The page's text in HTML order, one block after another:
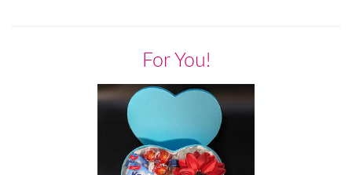
For You!